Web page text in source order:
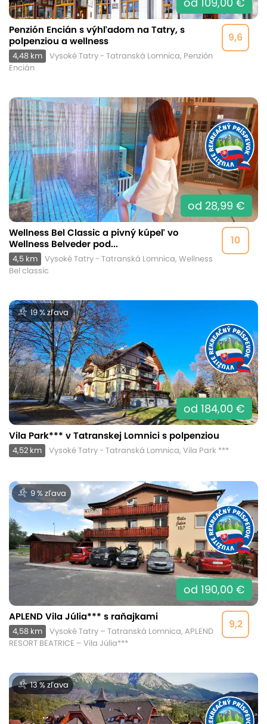
9,6
Penzión Encián s výhľadom na Tatry, s
polpenziou a wellness
4,48 km
Vysoké Tatry - Tatranská Lomnica, Penzión
Encián
od 28,99 €
10
Wellness Bel Classic a pivný kúpeľ vo
Wellness Belveder pod...
4,5 km
Vysoké Tatry - Tatranská Lomnica, Wellness
Bel classic
19 % zľava
od 184,00 €
Vila Park*** v Tatranskej Lomnici s polpenziou
4,52 km Vysoké Tatry - Tatranská Lomnica, Vila Park ***
9 % zľava
od 190,00 €
9,2
APLEND Vila Júlia*** s raňajkami
4,58 km
Vysoké Tatry – Tatranská Lomnica, APLEND
RESORT BEATRICE – Vila Júlia***
13 % zľava